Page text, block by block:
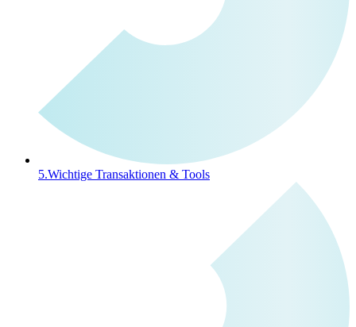
5.Wichtige Transaktionen & Tools